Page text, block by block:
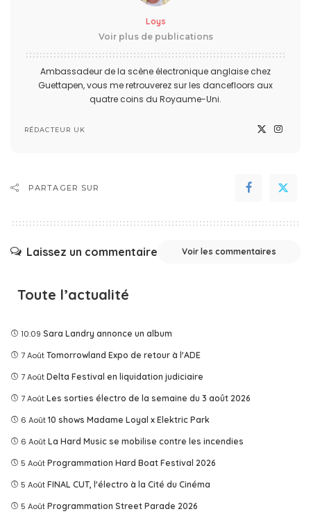
Loys
Voir plus de publications
Ambassadeur de la scène électronique anglaise chez
Guettapen, vous me retrouverez sur les dancefloors aux
quatre coins du Royaume-Uni.
RÉDACTEUR UK
PARTAGER SUR
Laissez un commentaire Voir les commentaires
Toute l’actualité
10:09 Sara Landry annonce un album
7 Août Tomorrowland Expo de retour à l'ADE
7 Août Delta Festival en liquidation judiciaire
7 Août Les sorties électro de la semaine du 3 août 2026
6 Août 10 shows Madame Loyal x Elektric Park
6 Août La Hard Music se mobilise contre les incendies
5 Août Programmation Hard Boat Festival 2026
5 Août FINAL CUT, l'électro à la Cité du Cinéma
5 Août Programmation Street Parade 2026